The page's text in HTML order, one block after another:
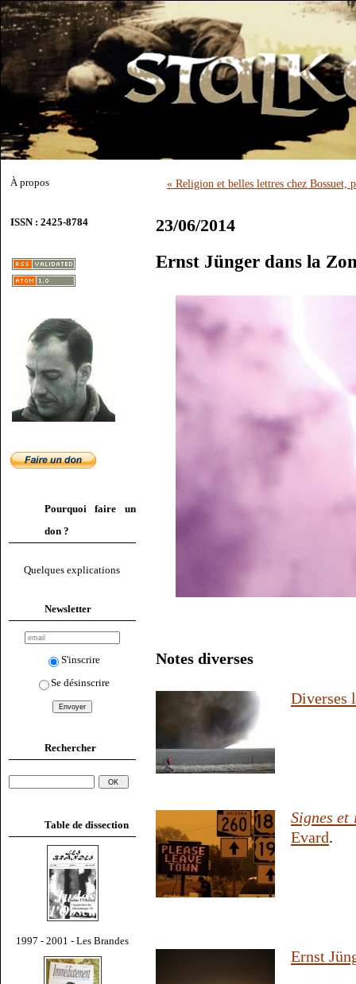
À propos
ISSN : 2425-8784
Pourquoi faire un
don ?
Quelques explications
Newsletter
S'inscrire
Se désinscrire
Rechercher
Table de dissection
1997 - 2001 - Les Brandes
« Religion et belles lettres chez Bossuet,
23/06/2014
Ernst Jünger dans la
Notes diverses
Diverses
Signes et
Evard.
Ernst